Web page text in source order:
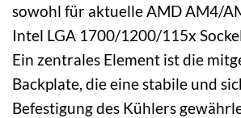
sowohl für aktuelle AMD AM4/
Intel LGA 1700/1200/115x
Ein zentrales Element ist die
Backplate, die eine stabile und
Befestigung des Kühlers